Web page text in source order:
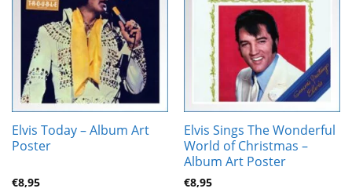
Wunschliste
hinzufügen
Elvis Today – Album Art
Poster
€8,95
Wunschliste
hinzufügen
Elvis Sings The Wonderful
World of Christmas –
Album Art Poster
€8,95